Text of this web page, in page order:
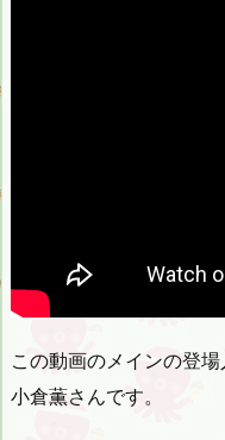
この動画のメインの登
小倉薫さんです。